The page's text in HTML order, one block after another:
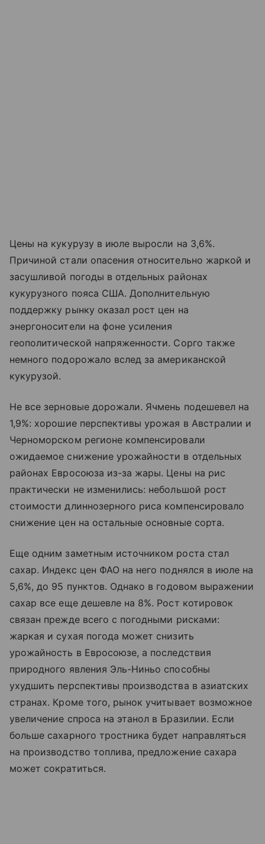
Цены на кукурузу в июле выросли на 3,6%.
Причиной стали опасения относительно жаркой и
засушливой погоды в отдельных районах
кукурузного пояса США. Дополнительную
поддержку рынку оказал рост цен на
энергоносители на фоне усиления
геополитической напряженности. Сорго также
немного подорожало вслед за американской
кукурузой.
Не все зерновые дорожали. Ячмень подешевел на
1,9%: хорошие перспективы урожая в Австралии и
Черноморском регионе компенсировали
ожидаемое снижение урожайности в отдельных
районах Евросоюза из-за жары. Цены на рис
практически не изменились: небольшой рост
стоимости длиннозерного риса компенсировало
снижение цен на остальные основные сорта.
Еще одним заметным источником роста стал
сахар. Индекс цен ФАО на него поднялся в июле на
5,6%, до 95 пунктов. Однако в годовом выражении
сахар все еще дешевле на 8%. Рост котировок
связан прежде всего с погодными рисками:
жаркая и сухая погода может снизить
урожайность в Евросоюзе, а последствия
природного явления Эль-Ниньо способны
ухудшить перспективы производства в азиатских
странах. Кроме того, рынок учитывает возможное
увеличение спроса на этанол в Бразилии. Если
больше сахарного тростника будет направляться
на производство топлива, предложение сахара
может сократиться.